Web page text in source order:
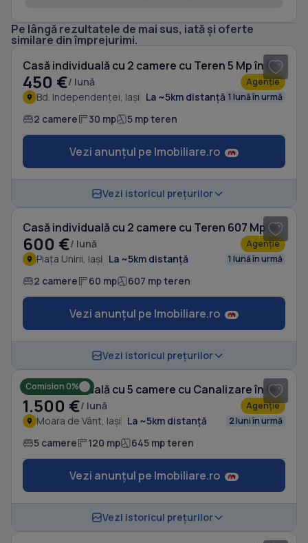
Pe lângă rezultatele de mai sus, iată și oferte
similare din împrejurimi.
Casă individuală cu 2 camere cu Teren 5 Mp în Bd. Independenței
450 €/ lună Agenție
Bd. Independenței, Iași La ~5km distanță 1 lună în urmă
2 camere 30 mp 5 mp teren
Vezi anunțul pe Imobiliare.ro
Vezi istoricul prețurilor
Casă individuală cu 2 camere cu Teren 607 Mp în Piața Unirii
600 €/ lună Agenție
Piața Unirii, Iași La ~5km distanță 1 lună în urmă
2 camere 60 mp 607 mp teren
Vezi anunțul pe Imobiliare.ro
Vezi istoricul prețurilor
Comision 0% Casă individuală cu 5 camere cu Canalizare în Moara de Vânt
1.500 €/ lună Agenție
Moara de Vânt, Iași La ~5km distanță 2 luni în urmă
5 camere 120 mp 645 mp teren
Vezi anunțul pe Imobiliare.ro
Vezi istoricul prețurilor